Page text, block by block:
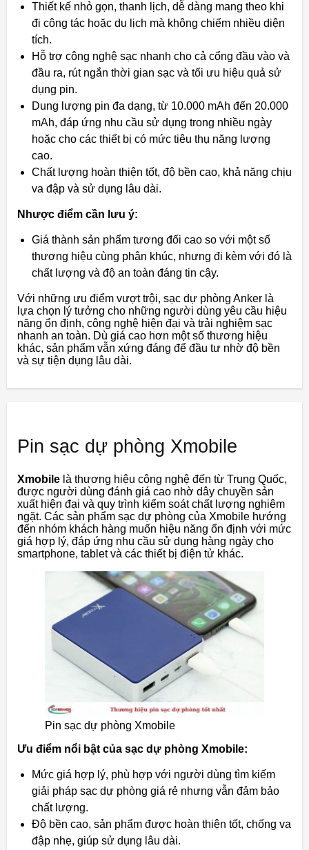
Thiết kế nhỏ gọn, thanh lịch, dễ dàng mang theo khi
đi công tác hoặc du lịch mà không chiếm nhiều diện
tích.
Hỗ trợ công nghệ sạc nhanh cho cả cổng đầu vào và
đầu ra, rút ngắn thời gian sạc và tối ưu hiệu quả sử
dụng pin.
Dung lượng pin đa dạng, từ 10.000 mAh đến 20.000
mAh, đáp ứng nhu cầu sử dụng trong nhiều ngày
hoặc cho các thiết bị có mức tiêu thụ năng lượng
cao.
Chất lượng hoàn thiện tốt, độ bền cao, khả năng chịu
va đập và sử dụng lâu dài.
Nhược điểm cần lưu ý:
Giá thành sản phẩm tương đối cao so với một số
thương hiệu cùng phân khúc, nhưng đi kèm với đó là
chất lượng và độ an toàn đáng tin cậy.
Với những ưu điểm vượt trội, sạc dự phòng Anker là
lựa chọn lý tưởng cho những người dùng yêu cầu hiệu
năng ổn định, công nghệ hiện đại và trải nghiệm sạc
nhanh an toàn. Dù giá cao hơn một số thương hiệu
khác, sản phẩm vẫn xứng đáng để đầu tư nhờ độ bền
và sự tiện dụng lâu dài.
Pin sạc dự phòng Xmobile
Xmobile là thương hiệu công nghệ đến từ Trung Quốc,
được người dùng đánh giá cao nhờ dây chuyền sản
xuất hiện đại và quy trình kiểm soát chất lượng nghiêm
ngặt. Các sản phẩm sạc dự phòng của Xmobile hướng
đến nhóm khách hàng muốn hiệu năng ổn định với mức
giá hợp lý, đáp ứng nhu cầu sử dụng hàng ngày cho
smartphone, tablet và các thiết bị điện tử khác.
Pin sạc dự phòng Xmobile
Ưu điểm nổi bật của sạc dự phòng Xmobile:
Mức giá hợp lý, phù hợp với người dùng tìm kiếm
giải pháp sạc dự phòng giá rẻ nhưng vẫn đảm bảo
chất lượng.
Độ bền cao, sản phẩm được hoàn thiện tốt, chống va
đập nhẹ, giúp sử dụng lâu dài.